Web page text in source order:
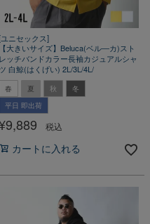
ニセックス]
【大きいサイズ】Beluca(ベル―カ)スト
レッチバンドカラー長袖カジュアルシャ
ツ 白鯨(はくげい) 2L/3L/4L/
春 夏 秋
冬
平日 即出荷
9,889 税込
カートに入れる